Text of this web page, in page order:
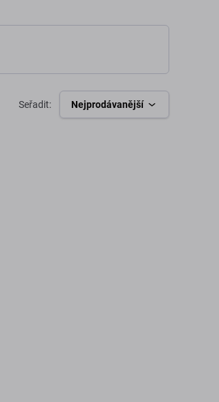
Seřadit: Nejprodávanější